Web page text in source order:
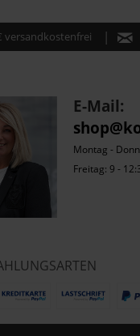
versandkostenfrei
E-Mail:
Montag -
Freitag: 9 -